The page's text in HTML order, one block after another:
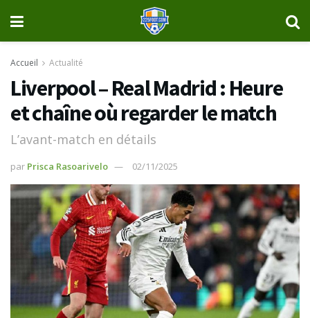
Accueil Actualité
Liverpool – Real Madrid : Heure
et chaîne où regarder le match
L’avant-match en détails
par Prisca Rasoarivelo 02/11/2025